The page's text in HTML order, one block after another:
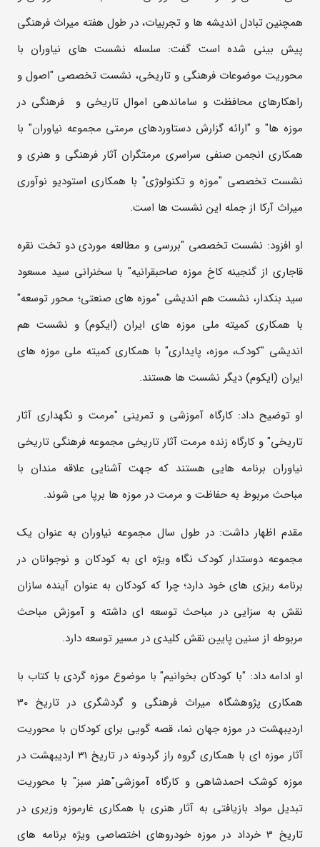
همچنین تبادل اندیشه ها و تجربیات، در طول هفته میراث فرهنگی
پیش بینی شده است گفت: سلسله نشست های نیاوران با
محوریت موضوعات فرهنگی و تاریخی، نشست تخصصی "اصول و
راهکارهای محافظت و ساماندهی اموال تاریخی و فرهنگی در
موزه ها" و "ارائه گزارش دستاوردهای مرمتی مجموعه نیاوران" با
همکاری انجمن صنفی سراسری مرمتگران آثار فرهنگی و هنری و
نشست تخصصی "موزه و تکنولوژی" با همکاری استودیو نوآوری
میراث آرکا از جمله این نشست ها است.
او افزود: نشست تخصصی "بررسی و مطالعه موردی دو تخت نقره
قاجاری از گنجینه کاخ موزه صاحبقرانیه" با سخنرانی سید مسعود
سید بنکدار، نشست هم اندیشی "موزه های صنعتی؛ محور توسعه"
با همکاری کمیته ملی موزه های ایران (ایکوم) و نشست هم
اندیشی "کودک، موزه، پایداری" با همکاری کمیته ملی موزه های
ایران (ایکوم) دیگر نشست ها هستند.
او توضیح داد: کارگاه آموزشی و تمرینی "مرمت و نگهداری آثار
تاریخی" و کارگاه زنده مرمت آثار تاریخی مجموعه فرهنگی تاریخی
نیاوران برنامه هایی هستند که جهت آشنایی علاقه مندان با
مباحث مربوط به حفاظت و مرمت در موزه ها برپا می شوند.
مقدم اظهار داشت: در طول سال مجموعه نیاوران به عنوان یک
مجموعه دوستدار کودک نگاه ویژه ای به کودکان و نوجوانان در
برنامه ریزی های خود دارد؛ چرا که کودکان به عنوان آینده سازان
نقش به سزایی در مباحث توسعه ای داشته و آموزش مباحث
مربوطه از سنین پایین نقش کلیدی در مسیر توسعه دارد.
او ادامه داد: "با کودکان بخوانیم" با موضوع موزه گردی با کتاب با
همکاری پژوهشگاه میراث فرهنگی و گردشگری در تاریخ 30
اردیبهشت در موزه جهان نما، قصه گویی برای کودکان با محوریت
آثار موزه ای با همکاری گروه راز گردونه در تاریخ 31 اردیبهشت در
موزه کوشک احمدشاهی و کارگاه آموزشی"هنر سبز" با محوریت
تبدیل مواد بازیافتی به آثار هنری با همکاری غارموزه وزیری در
تاریخ 3 خرداد در موزه خودروهای اختصاصی ویژه برنامه های